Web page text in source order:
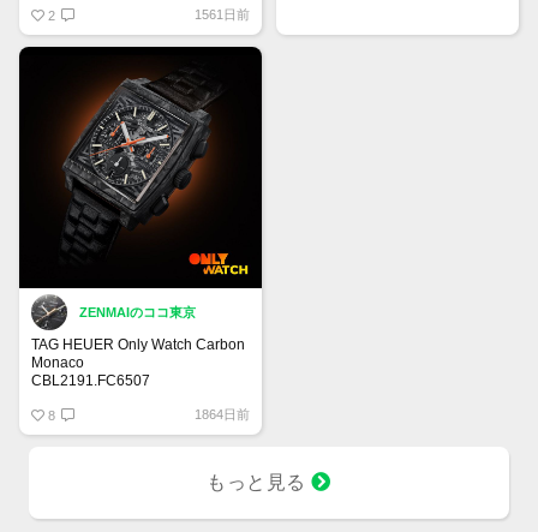
2 1561日前
ZENMAIのココ東京
TAG HEUER Only Watch Carbon
Monaco
CBL2191.FC6507
金属製のブレスレットを思わせる
ハンドメイドレザー
8 1864日前
もっと見る